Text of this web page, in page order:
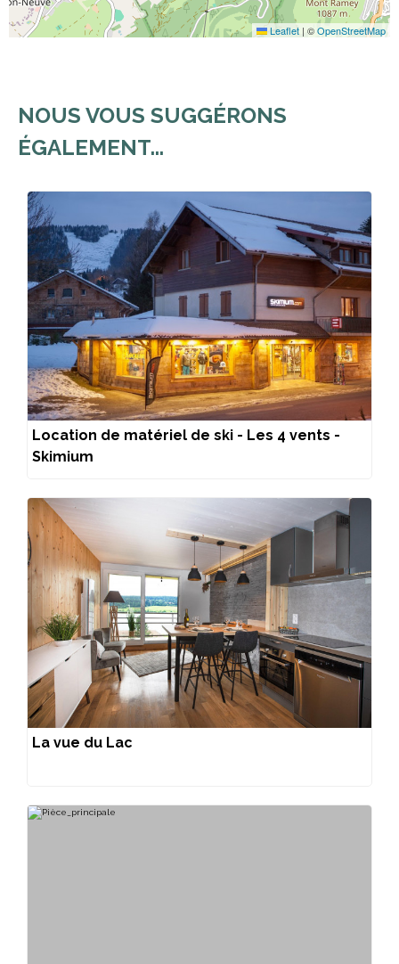
Leaflet | ©OpenStreetMap
NOUS VOUS SUGGÉRONS
ÉGALEMENT...
Location de matériel de ski - Les 4 vents -
Skimium
La vue du Lac